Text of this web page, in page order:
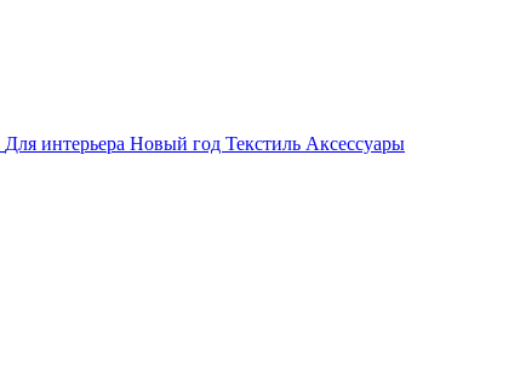
Для интерьера Новый год Текстиль Аксессуары